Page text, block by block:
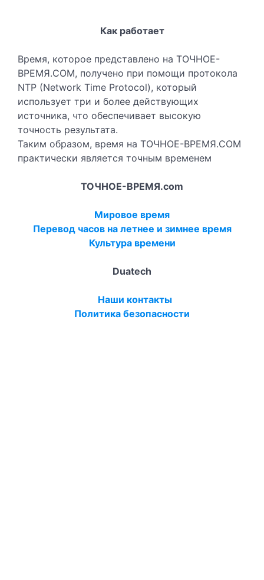
Как работает
Время, которое представлено на ТОЧНОЕ-
ВРЕМЯ.COM, получено при помощи протокола
NTP (Network Time Protocol), который
использует три и более действующих
источника, что обеспечивает высокую
точность результата.
Таким образом, время на ТОЧНОЕ-ВРЕМЯ.COM
практически является точным временем
ТОЧНОЕ-ВРЕМЯ.com
Мировое время
Перевод часов на летнее и зимнее время
Культура времени
Duatech
Наши контакты
Политика безопасности